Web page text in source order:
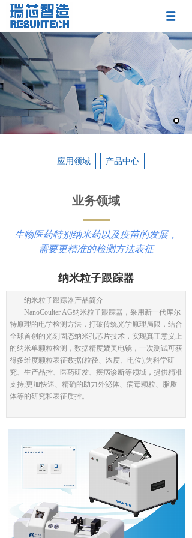
应用领域 产品中心
生物医药特别纳米药以及疫苗的发展，
需要更精准的检测方法表征
业务领域
纳米粒子跟踪器
纳米粒子跟踪器产品简介
NanoCoulter AG纳米粒子跟踪器，采用新一代库尔
特原理的电学检测方法，打破传统光学原理局限，结合
全球首创的光刻固态纳米孔芯片技术，实现真正意义上
的纳米单颗粒检测，数据精度媲美电镜，一次测试可获
得多维度颗粒表征数据(粒径、浓度、电位),为科学研
究、生产品控、医药研发、疾病诊断等领域，提供精准
支持;更加快速、精确的助力外泌体、病毒颗粒、脂质
体等的研究和表征质控。